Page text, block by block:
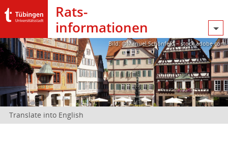
Rats­
informationen
Bild: @Manuel Schönfeld – stock.adobe.com
Translate into English